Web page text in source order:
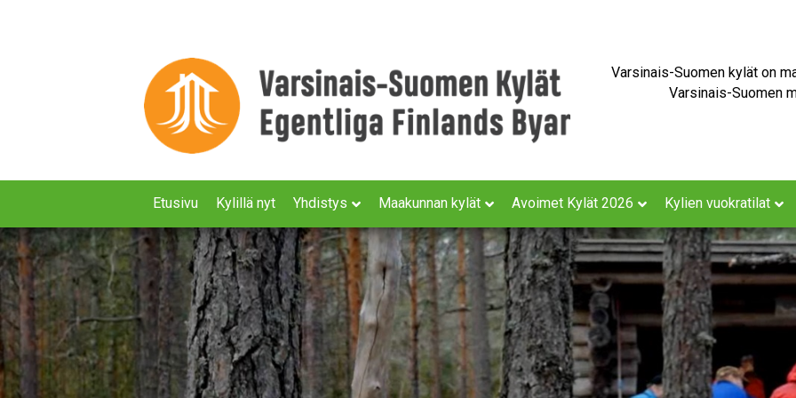
Varsinais-Suomen kylät on
Varsinais-Suomen
Etusivu Kylillä nyt Yhdistys Maakunnan kylät Avoimet Kylät 2026 Kylien vuokratilat